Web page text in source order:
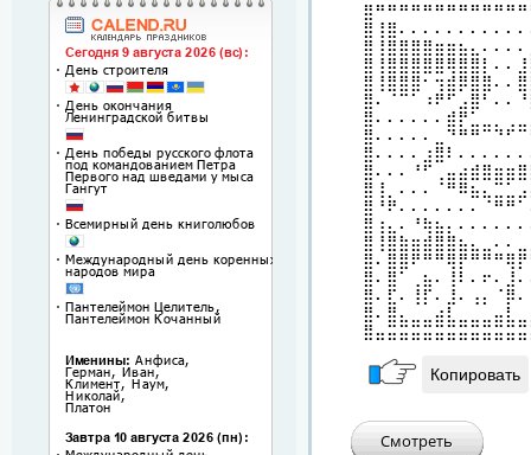
Копировать